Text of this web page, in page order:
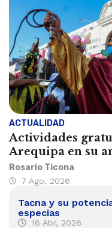
ACTUALIDAD
Actividades
Arequipa en su
Rosario Ticona
7 Ago, 2026
Tacna y su
especias
16 Abr, 2026